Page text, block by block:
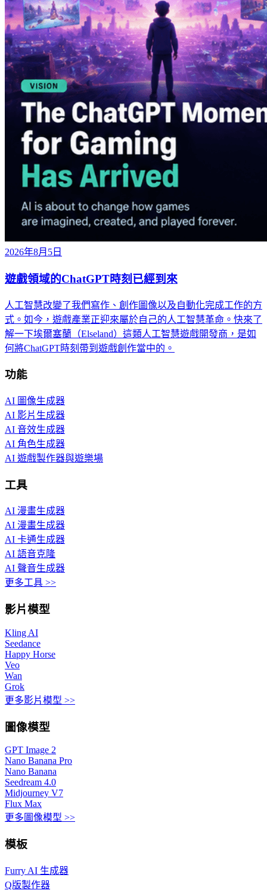
2026年8月5日
遊戲領域的ChatGPT時刻已經到來
人工智慧改變了我們寫作、創作圖像以及自動化完成工作的方
式。如今，遊戲產業正迎來屬於自己的人工智慧革命。快來了
解一下埃爾塞蘭（Elseland）這類人工智慧遊戲開發商，是如
何將ChatGPT時刻帶到遊戲創作當中的。
功能
AI 圖像生成器
AI 影片生成器
AI 音效生成器
AI 角色生成器
AI 遊戲製作器與遊樂場
工具
AI 漫畫生成器
AI 漫畫生成器
AI 卡通生成器
AI 語音克隆
AI 聲音生成器
更多工具 >>
影片模型
Kling AI
Seedance
Happy Horse
Veo
Wan
Grok
更多影片模型 >>
圖像模型
GPT Image 2
Nano Banana Pro
Nano Banana
Seedream 4.0
Midjourney V7
Flux Max
更多圖像模型 >>
模板
Furry AI 生成器
Q版製作器